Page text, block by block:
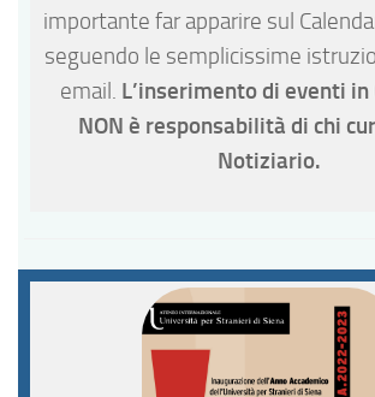
importante far apparire sul
seguendo le semplicissime
email. L’inserimento di eventi in
NON è responsabilità di chi
Notiziario.